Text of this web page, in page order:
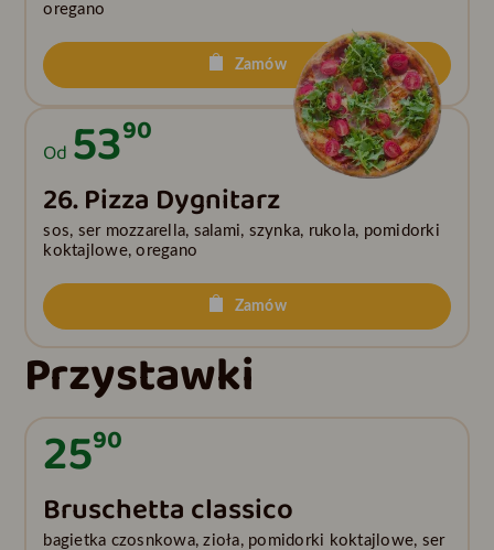
oregano
Zamów
Od 5390
26. Pizza Dygnitarz
sos, ser mozzarella, salami, szynka, rukola, pomidorki
koktajlowe, oregano
Zamów
Przystawki
2590
Bruschetta classico
bagietka czosnkowa, zioła, pomidorki koktajlowe, ser